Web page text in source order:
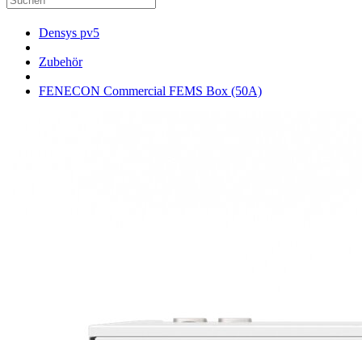
Densys pv5
Zubehör
FENECON Commercial FEMS Box (50A)